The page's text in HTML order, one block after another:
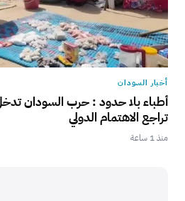
أخبار السودان
أطباء بلا حدود : حرب السودان
تراجع الاهتمام الدولي
منذ 1 ساعة